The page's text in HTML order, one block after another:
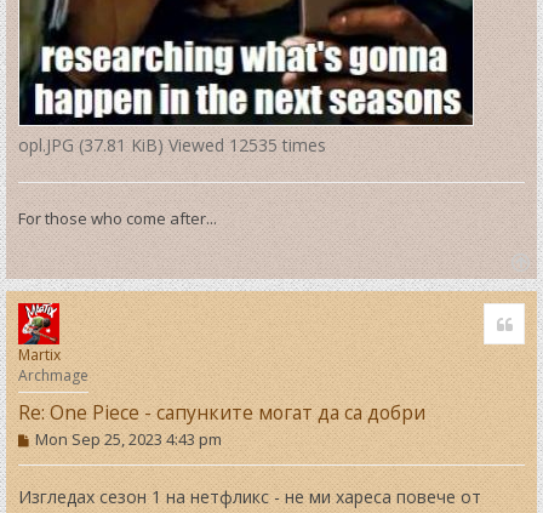
opl.JPG (37.81 KiB) Viewed 12535 times
For those who come after...
T
o
p
Martix
Archmage
Re: One Piece - сапунките могат да са добри
P
o
s
t
Mon Sep 25, 2023 4:43 pm
Изгледах сезон 1 на нетфликс - не ми хареса повече от